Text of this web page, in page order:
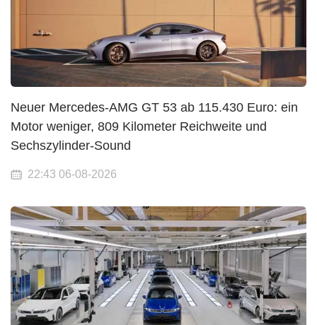
Neuer Mercedes-AMG GT 53 ab 115.430 Euro: ein
Motor weniger, 809 Kilometer Reichweite und
Sechszylinder-Sound
22:43 06-08-2026